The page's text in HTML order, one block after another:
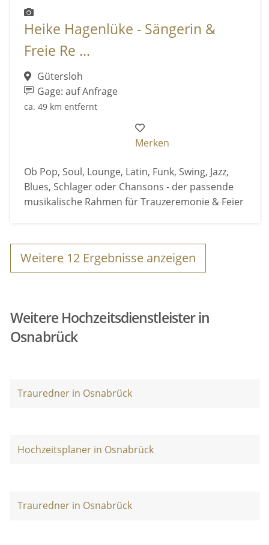
Heike Hagenlüke - Sängerin &
Freie Re ...
Gütersloh
Gage: auf Anfrage
ca. 49 km entfernt
Merken
Ob Pop, Soul, Lounge, Latin, Funk, Swing, Jazz,
Blues, Schlager oder Chansons - der passende
musikalische Rahmen für Trauzeremonie & Feier
Weitere 12 Ergebnisse anzeigen
Weitere Hochzeitsdienstleister in
Osnabrück
Trauredner in Osnabrück
Hochzeitsplaner in Osnabrück
Trauredner in Osnabrück